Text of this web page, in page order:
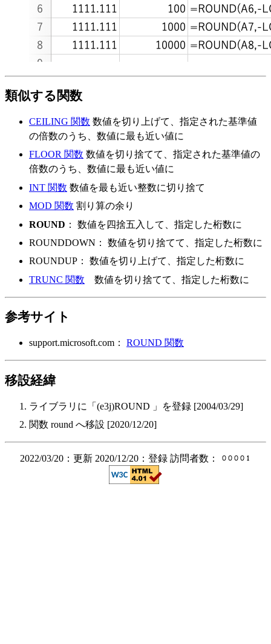
類似する関数
CEILING 関数 数値を切り上げて、指定された基準値
の倍数のうち、数値に最も近い値に
FLOOR 関数 数値を切り捨てて、指定された基準値の
倍数のうち、数値に最も近い値に
INT 関数 数値を最も近い整数に切り捨て
MOD 関数 割り算の余り
ROUND ： 数値を四捨五入して、指定した桁数に
ROUNDDOWN： 数値を切り捨てて、指定した桁数に
ROUNDUP： 数値を切り上げて、指定した桁数に
TRUNC 関数 数値を切り捨てて、指定した桁数に
参考サイト
support.microsoft.com： ROUND 関数
移設経緯
ライブラリに「(e3j)ROUND 」を登録 [2004/03/29]
関数 round へ移設 [2020/12/20]
2022/03/20：更新 2020/12/20：登録 訪問者数：